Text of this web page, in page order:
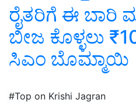
ರೈತರಿಗೆ ಈ ಬಾರಿ
ಬೀಜ ಕೊಳ್ಳಲು
ಸಿಎಂ ಬೊಮ್ಮಾಯಿ
#Top on Krishi Jagran